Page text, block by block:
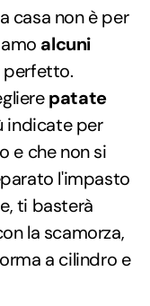
casa non è per
alcuni
perfetto.
patate
indicate per
e che non si
l'impasto
ti basterà
la scamorza,
a cilindro e